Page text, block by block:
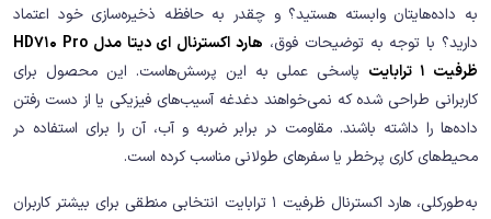
به داده‌هایتان وابسته هستید؟ و چقدر به حافظه ذخیره‌سازی خود اعتماد
دارید؟ با توجه به توضیحات فوق،
هارد اکسترنال ای دیتا مدل HD710 Pro
ظرفیت 1 ترابایت
پاسخی عملی به این پرسش‌هاست. این محصول برای
کاربرانی طراحی شده که نمی‌خواهند دغدغه آسیب‌های فیزیکی یا از دست رفتن
داده‌ها را داشته باشند. مقاومت در برابر ضربه و آب، آن را برای استفاده در
محیط‌های کاری پرخطر یا سفرهای طولانی مناسب کرده است.
به‌طورکلی، هارد اکسترنال ظرفیت 1 ترابایت انتخابی منطقی برای بیشتر کاربران